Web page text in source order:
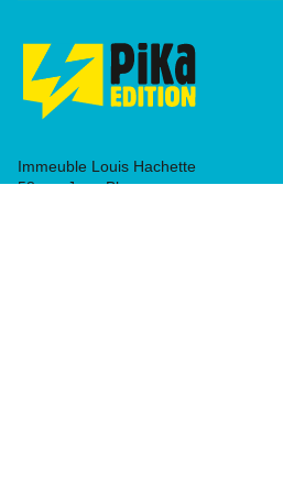
Immeuble Louis Hachette
58 rue Jean Bleuzen